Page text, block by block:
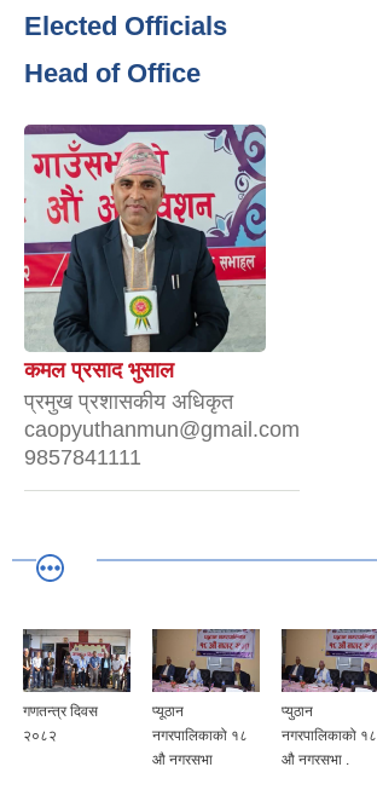
Elected Officials
Head of Office
कमल प्रसाद भुसाल
प्रमुख प्रशासकीय अधिकृत
caopyuthanmun@gmail.com
9857841111
गणतन्त्र दिवस
२०८२
प्यूठान
नगरपालिकाको १८
औ नगरसभा
प्युठान
नगरपालिकाको १८
औ नगरसभा .